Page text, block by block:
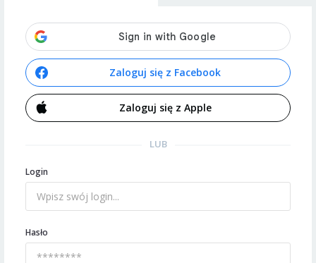
Zaloguj się z Facebook
Zaloguj się z Apple
LUB
Login
Hasło